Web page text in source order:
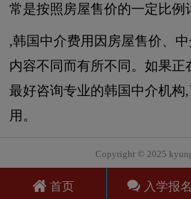
常是按照房屋售价的一定比例
,韩国中介费用因房屋售价、
内容不同而有所不同。如果正
最好咨询专业的韩国中介机构
用。
Copyright © 2025
首页 入学报名